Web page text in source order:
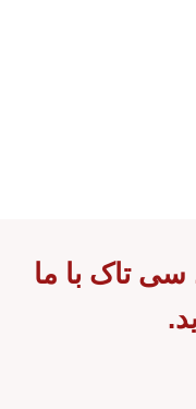
تاک با ما